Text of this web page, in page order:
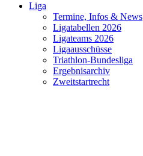
Liga
Termine, Infos & News
Ligatabellen 2026
Ligateams 2026
Ligaausschüsse
Triathlon-Bundesliga
Ergebnisarchiv
Zweitstartrecht